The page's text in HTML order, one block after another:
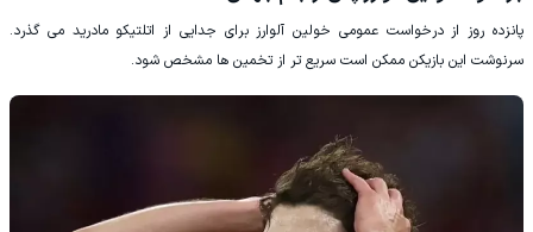
پانزده روز از درخواست عمومی خولین آلوارز برای جدایی از اتلتیکو مادرید می گذرد.
سرنوشت این بازیکن ممکن است سریع تر از تخمین ها مشخص شود.